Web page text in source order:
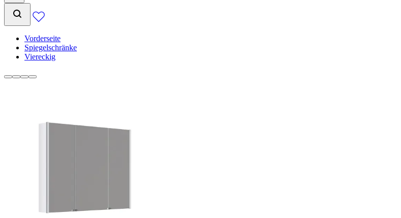
Vorderseite
Spiegelschränke
Viereckig